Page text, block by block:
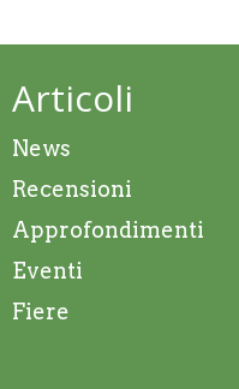
Articoli
News
Recensioni
Approfondimenti
Eventi
Fiere